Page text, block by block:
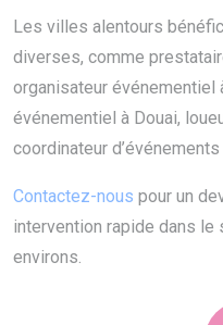
Les villes alentours
diverses, comme
organisateur événementiel
événementiel à Douai,
coordinateur
Contactez-nous pour un
intervention rapide dans
environs.